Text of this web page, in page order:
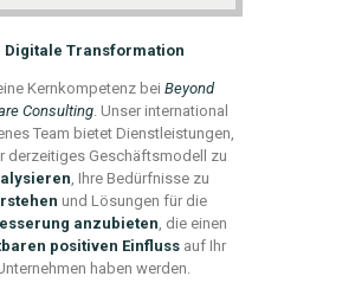
Digitale Transformation
Kernkompetenz bei Beyond
Consulting. Unser international
Team bietet Dienstleistungen,
derzeitiges Geschäftsmodell zu
ysieren, Ihre Bedürfnisse zu
und Lösungen für die
anzubieten, die einen
positiven Einflussauf Ihr
haben werden.